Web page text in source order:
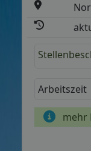
Arbeitszeit
mehr